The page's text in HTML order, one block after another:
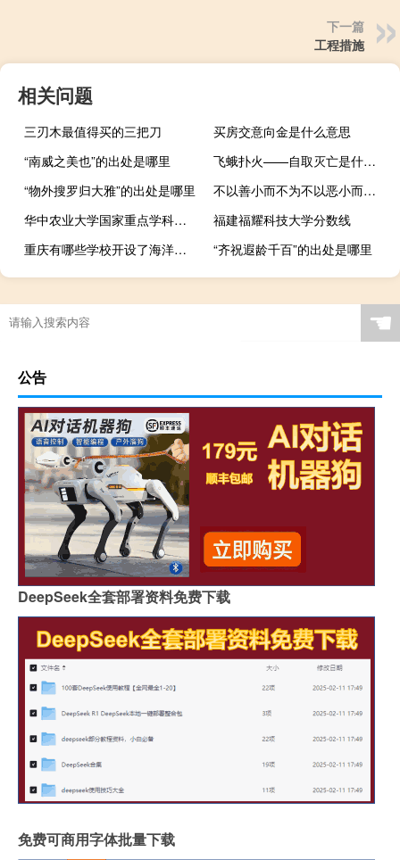
下一篇
工程措施
相关问题
三刃木最值得买的三把刀
买房交意向金是什么意思
“南威之美也”的出处是哪里
飞蛾扑火——自取灭亡是什么意思
“物外搜罗归大雅”的出处是哪里
不以善小而不为不以恶小而为之出自哪里
华中农业大学国家重点学科名单
福建福耀科技大学分数线
重庆有哪些学校开设了海洋油气工程专业
“齐祝遐龄千百”的出处是哪里
☚
公告
DeepSeek全套部署资料免费下载
免费可商用字体批量下载